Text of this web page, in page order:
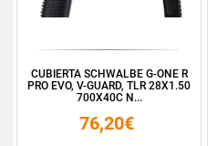
CUBIERTA SCHWALBE G-ONE R
PRO EVO, V-GUARD, TLR 28X1.50
700X40C N...
76,20€